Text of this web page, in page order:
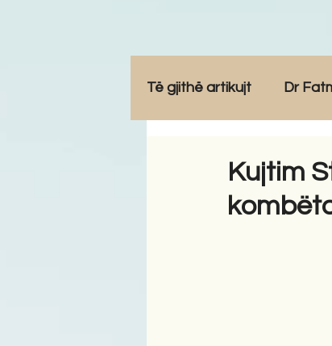
Të gjithë artikujt Dr
Antologji Poezi
Kujtim